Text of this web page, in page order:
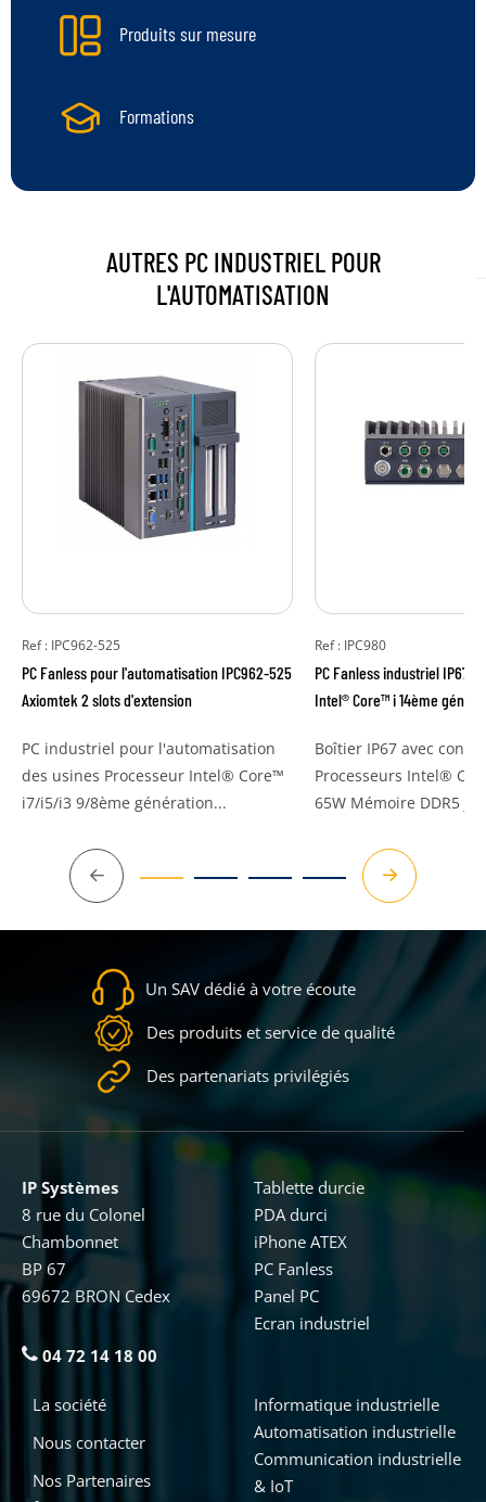
Produits sur mesure
Formations
AUTRES PC INDUSTRIEL POUR
L'AUTOMATISATION
Ref : IPC962-525
PC Fanless pour l'automatisation IPC962-525
Axiomtek 2 slots d'extension
PC industriel pour l'automatisation
des usines Processeur Intel® Core™
i7/i5/i3 9/8ème génération...
Ref : IPC980
PC Fanless industriel IP67
Intel® Core™ i 14ème
Boîtier IP67 avec
Processeurs Intel®
65W Mémoire DDR5
Précédent Suivant
Un SAV dédié à votre écoute
Des produits et service de qualité
Des partenariats privilégiés
IP Systèmes
8 rue du Colonel
Chambonnet
BP 67
69672 BRON Cedex
04 72 14 18 00
Informatique industrielle
Automatisation industrielle
Communication industrielle
& IoT
Tablette durcie
PDA durci
iPhone ATEX
PC Fanless
Panel PC
Ecran industriel
La société
Nous contacter
Nos Partenaires